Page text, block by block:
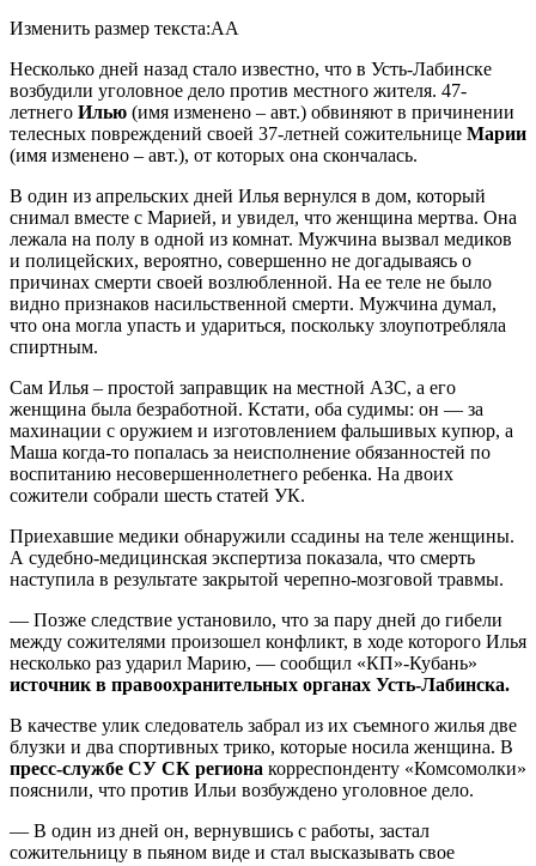
Изменить размер текста:AA
Несколько дней назад стало известно, что в Усть-Лабинске
возбудили уголовное дело против местного жителя. 47-
летнего Илью (имя изменено – авт.) обвиняют в причинении
телесных повреждений своей 37-летней сожительнице Марии
(имя изменено – авт.), от которых она скончалась.
В один из апрельских дней Илья вернулся в дом, который
снимал вместе с Марией, и увидел, что женщина мертва. Она
лежала на полу в одной из комнат. Мужчина вызвал медиков
и полицейских, вероятно, совершенно не догадываясь о
причинах смерти своей возлюбленной. На ее теле не было
видно признаков насильственной смерти. Мужчина думал,
что она могла упасть и удариться, поскольку злоупотребляла
спиртным.
Сам Илья – простой заправщик на местной АЗС, а его
женщина была безработной. Кстати, оба судимы: он — за
махинации с оружием и изготовлением фальшивых купюр, а
Маша когда-то попалась за неисполнение обязанностей по
воспитанию несовершеннолетнего ребенка. На двоих
сожители собрали шесть статей УК.
Приехавшие медики обнаружили ссадины на теле женщины.
А судебно-медицинская экспертиза показала, что смерть
наступила в результате закрытой черепно-мозговой травмы.
— Позже следствие установило, что за пару дней до гибели
между сожителями произошел конфликт, в ходе которого Илья
несколько раз ударил Марию, — сообщил «КП»-Кубань»
источник в правоохранительных органах Усть-Лабинска.
В качестве улик следователь забрал из их съемного жилья две
блузки и два спортивных трико, которые носила женщина. В
пресс-службе СУ СК региона корреспонденту «Комсомолки»
пояснили, что против Ильи возбуждено уголовное дело.
— В один из дней он, вернувшись с работы, застал
сожительницу в пьяном виде и стал высказывать свое